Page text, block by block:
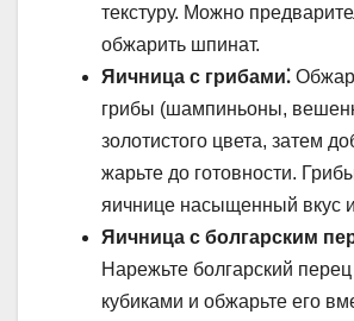
текстуру. Можно
обжарить шпинат.
Яичница с грибами⁚
грибы (шампиньоны,
золотистого цвета, затем
жарьте до готовности.
яичнице насыщенный вкус
Яичница с болгарским
Нарежьте болгарский
кубиками и обжарьте его